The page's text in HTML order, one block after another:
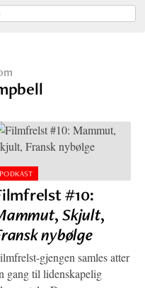
PODKAST
#10:
,Skjult,
nybølge
gjengen samles atter
gang til lidenskapelig